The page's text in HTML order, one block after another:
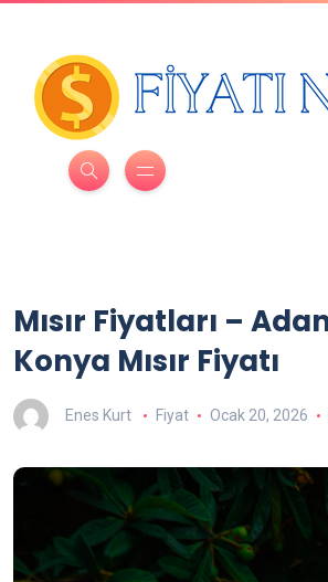
Mısır Fiyatları –
Konya Mısır Fiyatı
Enes Kurt Fiyat Ocak 20, 2026